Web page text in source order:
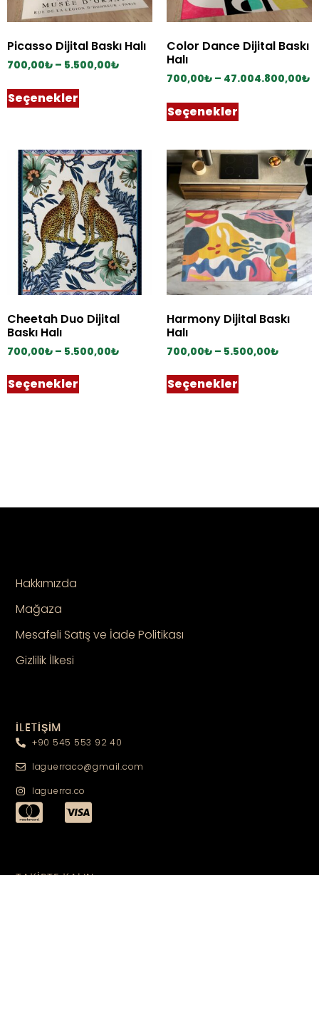
Picasso Dijital Baskı Halı
700,00₺ – 5.500,00₺
Seçenekler
Color Dance Dijital Baskı
Halı
700,00₺ – 47.004.800,00₺
Seçenekler
Cheetah Duo Dijital
Baskı Halı
700,00₺ – 5.500,00₺
Seçenekler
Harmony Dijital Baskı
Halı
700,00₺ – 5.500,00₺
Seçenekler
Hakkımızda
Mağaza
Mesafeli Satış ve İade Politikası
Gizlilik İlkesi
İLETİŞİM
+90 545 553 92 40
laguerraco@gmail.com
laguerra.co
TAKİPTE KALIN